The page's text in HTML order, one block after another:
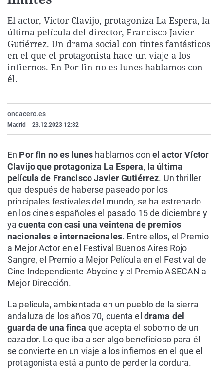
Gente viajera
Como el perro y el
Retornados
Equipo de
Operación Viuda
Galicia
La Rioja
Navarra
Televisión
Elecciones
El actor, Víctor Clavijo, protagoniza La Espera, la
última película del director, Francisco Javier
Gutiérrez. Un drama social con tintes fantásticos
en el que el protagonista hace un viaje a los
infiernos. En Por fin no es lunes hablamos con
él.
ondacero.es
Madrid 23.12.2023 12:32
En Por fin no es lunes hablamos conel actor Víctor
Clavijo que protagoniza La Espera, la última
película de Francisco Javier Gutiérrez. Un thriller
que después de haberse paseado por los
principales festivales del mundo, se ha estrenado
en los cines españoles el pasado 15 de diciembre y
yacuenta con casi una veintena de premios
nacionales e internacionales. Entre ellos, el Premio
a Mejor Actor en el Festival Buenos Aires Rojo
Sangre, el Premio a Mejor Película en el Festival de
Cine Independiente Abycine y el Premio ASECAN a
Mejor Dirección.
La película, ambientada en un pueblo de la sierra
andaluza de los años 70, cuenta el drama del
guarda de una finca que acepta el soborno de un
cazador. Lo que iba a ser algo beneficioso para él
se convierte en un viaje a los infiernos en el que el
protagonista está a punto de perder la cordura.